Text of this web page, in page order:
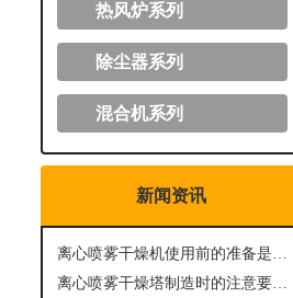
热风炉系列
除尘器系列
混合机系列
新闻资讯
离心喷雾干燥机使用前的准备是怎样的？
离心喷雾干燥塔制造时的注意要点有哪些？